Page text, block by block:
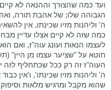
ועד כמה שהצורך וההנאה לא
הגבוהה שלו; של אהבת תורה,
ה' וליהנות מזיו שכינתו, אין
כמה שזה לא קיים אצלו עדיין
לעצמו הנאות ועונג עוה"ז, ואם
חוטא על "שציער עצמו מן היין"
העוה"ז זה רק ככל שכתחליף לזה
ה' וליהנות מזיו שכינתו', ו'אין
שהוא מקבל ומרגיש מלאות